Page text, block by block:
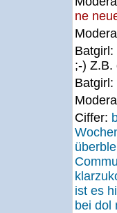
ne
Batgirl:
;-) Z.B.
Batgirl:
Ciffer:
ist es
bei dol